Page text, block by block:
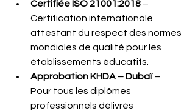
Certifiée ISO 21001:2018 –
Certification internationale
attestant du respect des normes
mondiales de qualité pour les
établissements éducatifs.
Approbation KHDA – Dubaï –
Pour tous les diplômes
professionnels délivrés